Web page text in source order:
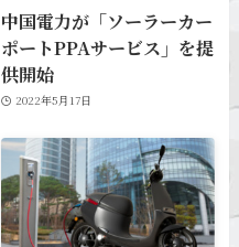
中国電力が「ソーラーカー
ポートPPAサービス」を提
供開始
2022年5月17日